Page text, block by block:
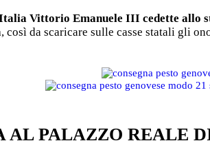
Vittorio Emanuele III cedette allo
così da scaricare sulle casse statali gli
AL PALAZZO REALE